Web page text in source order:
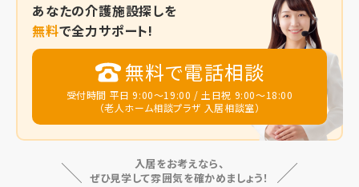
あなたの介護施設探しを
無料で全力サポート!
無料で電話相談
受付時間 平日 9:00～19:00 / 土日祝 9:00～18:00
（老人ホーム相談プラザ 入居相談室）
入居をお考えなら、
ぜひ見学して雰囲気を確かめましょう！